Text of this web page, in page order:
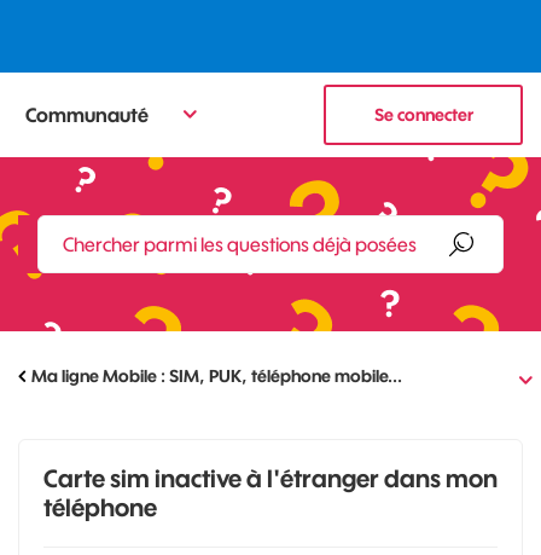
Communauté Se connecter
Ma ligne Mobile : SIM, PUK, téléphone mobile...
Carte sim inactive à l'étranger dans mon
téléphone